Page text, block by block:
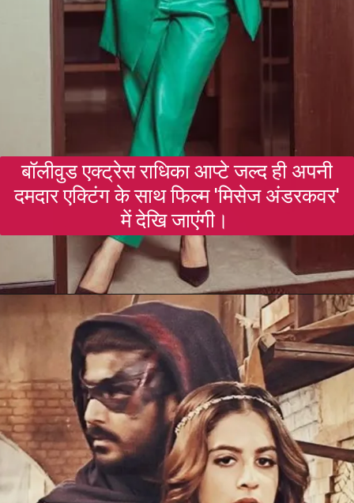
बॉलीवुड एक्ट्रेस राधिका आप्टे जल्द ही अपनी
दमदार एक्टिंग के साथ फिल्म 'मिसेज अंडरकवर'
में देखि जाएंगी।